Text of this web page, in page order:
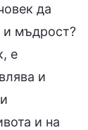
да
мъдрост?
е
и
и на